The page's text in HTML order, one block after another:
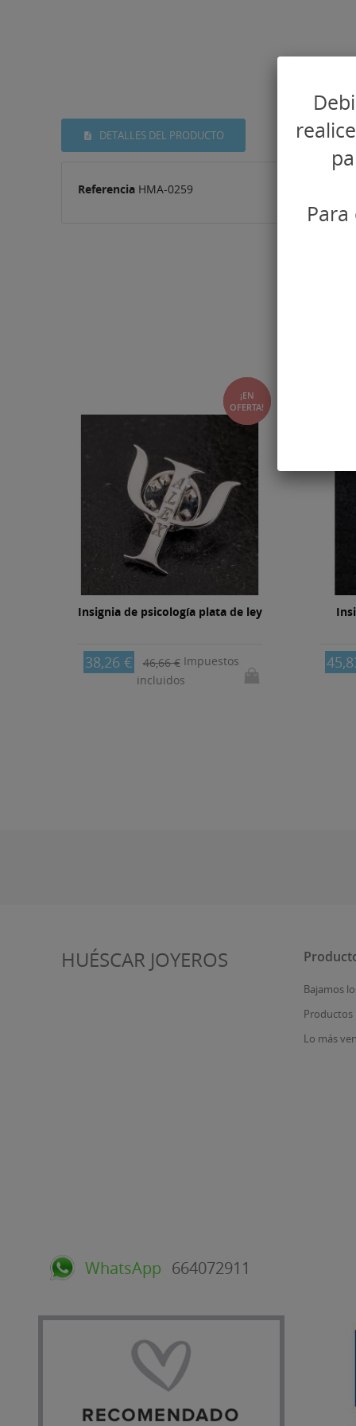
DETALLES DEL PRODUCTO
Referencia HMA-0259
-18%
¡EN
OFERTA!
Insignia de psicología plata de ley
38,26 € 46,66 €Impuestos
incluidos
HUÉSCAR JOYEROS
Bajamos
Productos
Lo más
WhatsApp 664072911